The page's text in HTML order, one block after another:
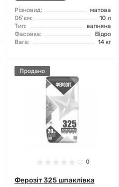
Різновид:
матова
Об'єм:
10 л
Тип:
вапняна
Фасовка:
Відро
Вага:
14 кг
Продано
0
Ферозіт 325 шпаклівка